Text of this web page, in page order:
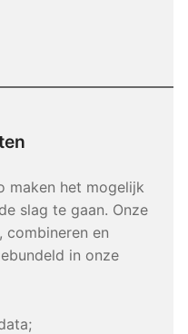
maken het mogelijk
slag te gaan. Onze
combineren en
in onze